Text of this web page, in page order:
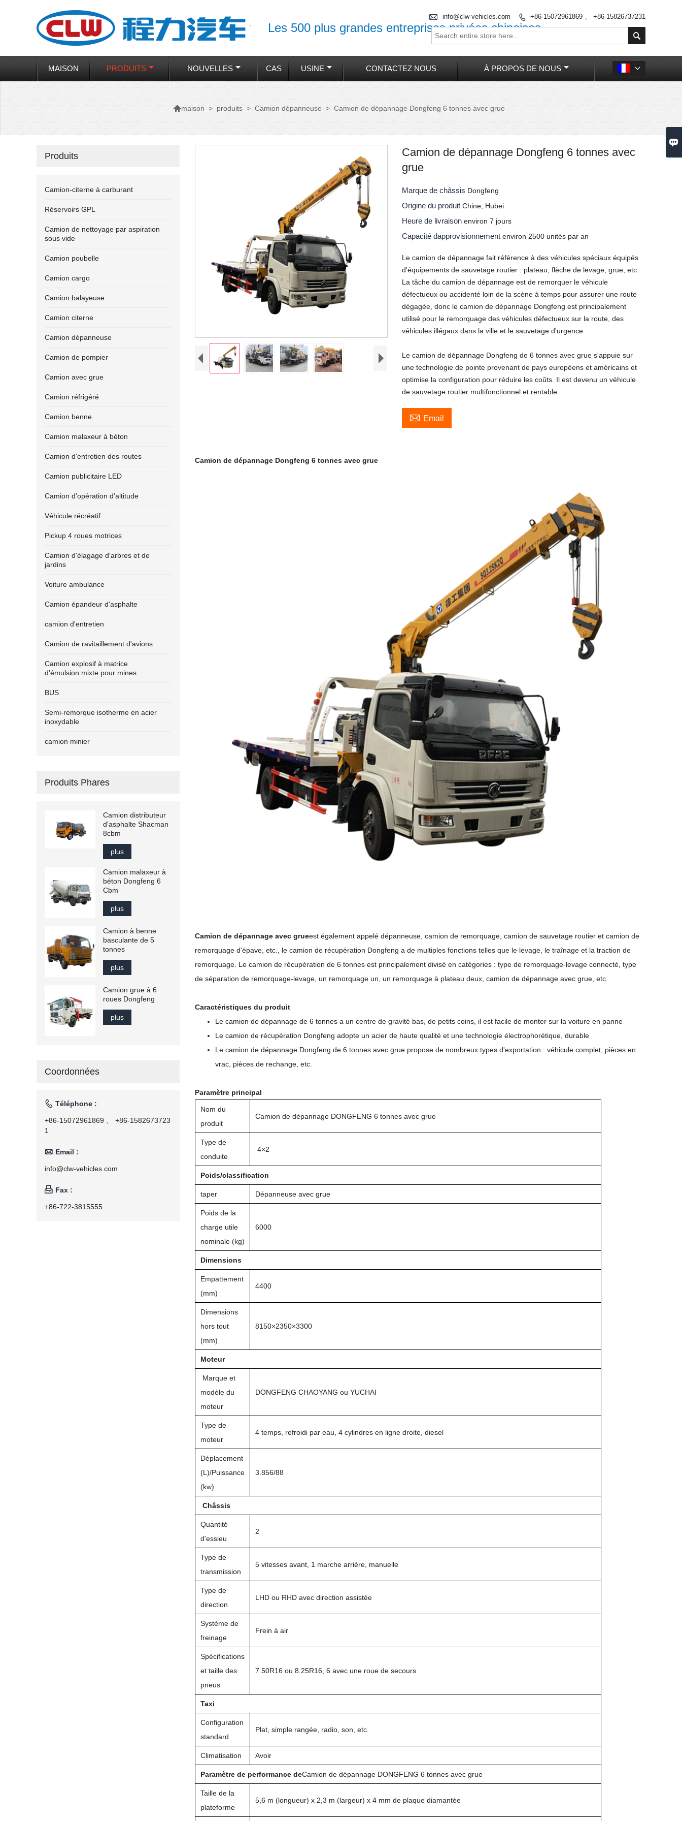

Les 500 plus grandes entreprises privées chinoises
 info@clw-vehicles.com  +86-15072961869 、 +86-15826737231

MAISON PRODUITS NOUVELLES CAS USINE CONTACTEZ NOUS À PROPOS DE NOUS 
maison > produits > Camion dépanneuse > Camion de dépannage Dongfeng 6 tonnes avec grue
Camion de dépannage Dongfeng 6 tonnes avec
grue
Marque de châssis Dongfeng
Origine du produitChine, Hubei
Heure de livraisonenviron 7 jours
Capacité dapprovisionnementenviron 2500 unités par an
Le camion de dépannage fait référence à des véhicules spéciaux équipés
d'équipements de sauvetage routier : plateau, flèche de levage, grue, etc.
La tâche du camion de dépannage est de remorquer le véhicule
défectueux ou accidenté loin de la scène à temps pour assurer une route
dégagée, donc le camion de dépannage Dongfeng est principalement
utilisé pour le remorquage des véhicules défectueux sur la route, des
véhicules illégaux dans la ville et le sauvetage d'urgence.
Le camion de dépannage Dongfeng de 6 tonnes avec grue s'appuie sur
une technologie de pointe provenant de pays européens et américains et
optimise la configuration pour réduire les coûts. Il est devenu un véhicule
de sauvetage routier multifonctionnel et rentable.
 Email
Camion de dépannage Dongfeng 6 tonnes avec grue
Camion de dépannage avec grueest également appelé dépanneuse, camion de remorquage, camion de sauvetage routier et camion de
remorquage d'épave, etc., le camion de récupération Dongfeng a de multiples fonctions telles que le levage, le traînage et la traction de
remorquage. Le camion de récupération de 6 tonnes est principalement divisé en catégories : type de remorquage-levage connecté, type
de séparation de remorquage-levage, un remorquage un, un remorquage à plateau deux, camion de dépannage avec grue, etc.
Caractéristiques du produit
Le camion de dépannage de 6 tonnes a un centre de gravité bas, de petits coins, il est facile de monter sur la voiture en panne
Le camion de récupération Dongfeng adopte un acier de haute qualité et une technologie électrophorétique, durable
Le camion de dépannage Dongfeng de 6 tonnes avec grue propose de nombreux types d'exportation : véhicule complet, pièces en
vrac, pièces de rechange, etc.
Paramètre principal
Nom du
produit
Camion de dépannage DONGFENG 6 tonnes avec grue
Type de
conduite
4×2
Poids/classification
taper Dépanneuse avec grue
Poids de la
charge utile
nominale (kg)
6000
Dimensions
Empattement
(mm)
4400
Dimensions
hors tout
(mm)
8150×2350×3300
Moteur
Marque et
modèle du
moteur
DONGFENG CHAOYANG ou YUCHAI
Type de
moteur
4 temps, refroidi par eau, 4 cylindres en ligne droite, diesel
Déplacement
(L)/Puissance
(kw)
3.856/88
Châssis
Quantité
d'essieu
2
Type de
transmission
5 vitesses avant, 1 marche arrière, manuelle
Type de
direction
LHD ou RHD avec direction assistée
Système de
freinage
Frein à air
Spécifications
et taille des
pneus
7.50R16 ou 8.25R16, 6 avec une roue de secours
Taxi
Configuration
standard
Plat, simple rangée, radio, son, etc.
Climatisation Avoir
Paramètre de performance deCamion de dépannage DONGFENG 6 tonnes avec grue
Taille de la
plateforme
5,6 m (longueur) x 2,3 m (largeur) x 4 mm de plaque diamantée
Produits
Camion-citerne à carburant
Réservoirs GPL
Camion de nettoyage par aspiration
sous vide
Camion poubelle
Camion cargo
Camion balayeuse
Camion citerne
Camion dépanneuse
Camion de pompier
Camion avec grue
Camion réfrigéré
Camion benne
Camion malaxeur à béton
Camion d'entretien des routes
Camion publicitaire LED
Camion d'opération d'altitude
Véhicule récréatif
Pickup 4 roues motrices
Camion d'élagage d'arbres et de
jardins
Voiture ambulance
Camion épandeur d'asphalte
camion d'entretien
Camion de ravitaillement d'avions
Camion explosif à matrice
d'émulsion mixte pour mines
BUS
Semi-remorque isotherme en acier
inoxydable
camion minier
Produits Phares
Camion distributeur
d'asphalte Shacman
8cbm
plus
Camion malaxeur à
béton Dongfeng 6
Cbm
plus
Camion à benne
basculante de 5
tonnes
plus
Camion grue à 6
roues Dongfeng
plus
Coordonnées
 Téléphone :
+86-15072961869 、 +86-1582673723
1
 Email :
info@clw-vehicles.com
 Fax :
+86-722-3815555